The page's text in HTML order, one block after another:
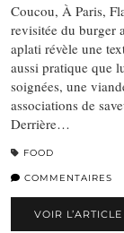
Coucou, À Paris,
revisitée du burger
aplati révèle une
aussi pratique que
soignées, une
associations de
Derrière…
FOOD
COMMENTAIRES
VOIR L’ARTICLE